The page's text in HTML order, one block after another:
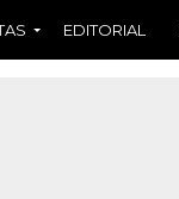
EDITORIAL